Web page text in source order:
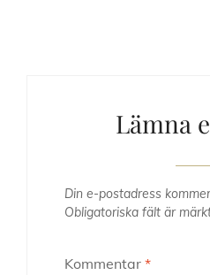
Lämna
Din e-postadress
Obligatoriska fält är
Kommentar *